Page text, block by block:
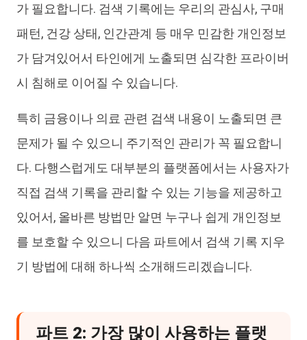
가 필요합니다. 검색 기록에는 우리의 관심사, 구매
패턴, 건강 상태, 인간관계 등 매우 민감한 개인정보
가 담겨있어서 타인에게 노출되면 심각한 프라이버
시 침해로 이어질 수 있습니다.
특히 금융이나 의료 관련 검색 내용이 노출되면 큰
문제가 될 수 있으니 주기적인 관리가 꼭 필요합니
다. 다행스럽게도 대부분의 플랫폼에서는 사용자가
직접 검색 기록을 관리할 수 있는 기능을 제공하고
있어서, 올바른 방법만 알면 누구나 쉽게 개인정보
를 보호할 수 있으니 다음 파트에서 검색 기록 지우
기 방법에 대해 하나씩 소개해드리겠습니다.
파트 2: 가장 많이 사용하는 플랫